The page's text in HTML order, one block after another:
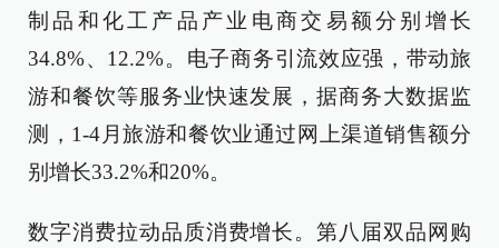
制品和化工产品产业电商交易额分别增长
34.8%、12.2%。电子商务引流效应强，带动旅
游和餐饮等服务业快速发展，据商务大数据监
测，1-4月旅游和餐饮业通过网上渠道销售额分
别增长33.2%和20%。
数字消费拉动品质消费增长。第八届双品网购